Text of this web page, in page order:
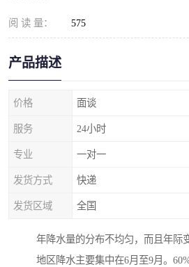
阅 读 量： 575
产品描述
价格 面谈
服务 24小时
专业 一对一
发货方式 快递
发货区域 全国
年降水量的分布不均匀，而且年际
地区降水主要集中在6月至9月。